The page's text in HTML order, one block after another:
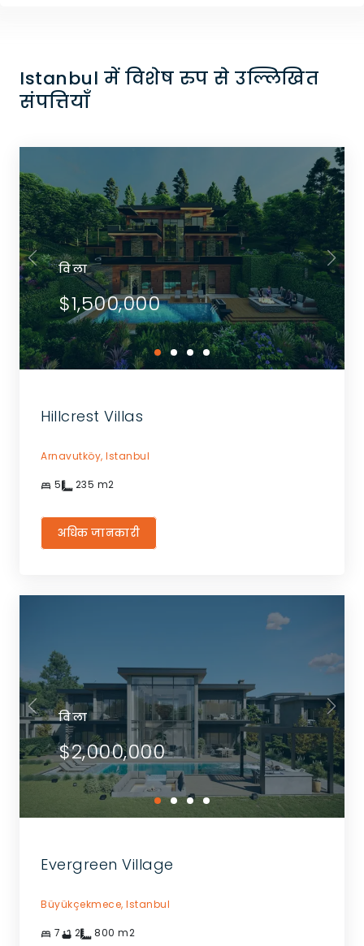
Istanbul में विशेष रुप से उल्लिखित
संपत्तियाँ
विला
$1,500,000
Hillcrest Villas
Arnavutköy, Istanbul
5 235 m2
अधिक जानकारी
विला
$2,000,000
Evergreen Village
Büyükçekmece, Istanbul
7 2 800 m2